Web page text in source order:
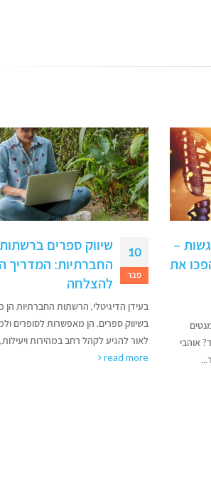
מרכזי
29
אוק
ספר עיון ככרטיס
הדרך להפוך את
שלכם למותג
כמעט כל מומחה או איש מקצוע מצליח
נקודת המפנה שבה שיטת ה"מפה לאוזן"
מספיקה. הרצון...read more